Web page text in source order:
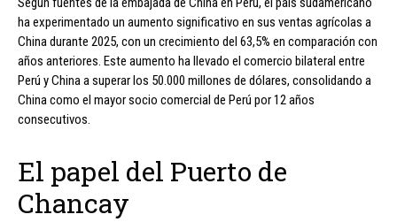
ha experimentado un aumento significativo en sus ventas agrícolas a
China durante 2025, con un crecimiento del 63,5% en comparación con
años anteriores. Este aumento ha llevado el comercio bilateral entre
Perú y China a superar los 50.000 millones de dólares, consolidando a
China como el mayor socio comercial de Perú por 12 años
consecutivos.
El papel del Puerto de
Chancay